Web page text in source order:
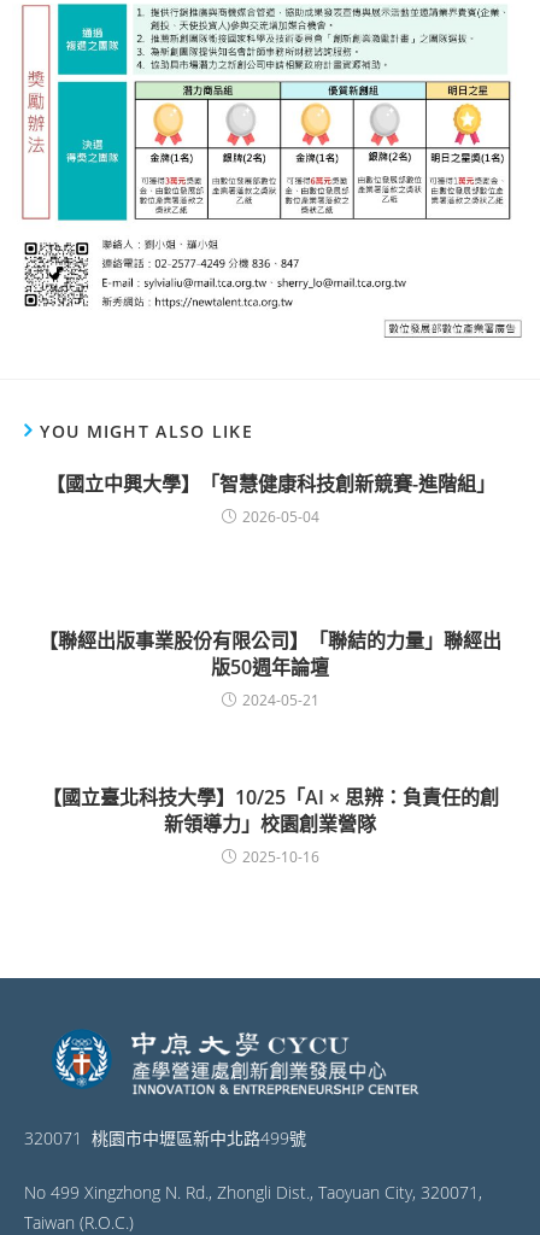
YOU MIGHT ALSO LIKE
【國立中興大學】「智慧健康科技創新競賽-進階組」
2026-05-04
【聯經出版事業股份有限公司】「聯結的力量」聯經出
版50週年論壇
2024-05-21
【國立臺北科技大學】10/25「AI × 思辨：負責任的創
新領導力」校園創業營隊
2025-10-16
320071 桃園市中壢區新中北路499號
No 499 Xingzhong N. Rd., Zhongli Dist., Taoyuan City, 320071,
Taiwan (R.O.C.)